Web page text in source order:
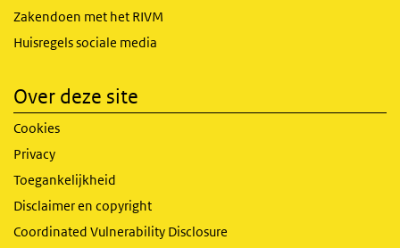
Zakendoen met het RIVM
Huisregels sociale media
Over deze site
Cookies
Privacy
Toegankelijkheid
Disclaimer en copyright
Coordinated Vulnerability Disclosure